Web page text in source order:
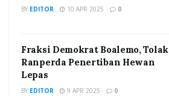
BY EDITOR 10 APR 2025 0
Fraksi Demokrat Boalemo, Tolak
Ranperda Penertiban Hewan
Lepas
BY EDITOR 9 APR 2025 0